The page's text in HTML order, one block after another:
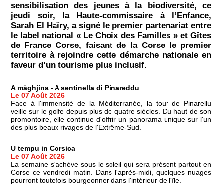
sensibilisation des jeunes à la biodiversité, ce
jeudi soir, la Haute-commissaire à l’Enfance,
Sarah El Haïry, a signé le premier partenariat entre
le label national « Le Choix des Familles » et Gîtes
de France Corse, faisant de la Corse le premier
territoire à rejoindre cette démarche nationale en
faveur d’un tourisme plus inclusif.
A màghjina - A sentinella di Pinareddu
Le 07 Août 2026
Face à l'immensité de la Méditerranée, la tour de Pinarellu
veille sur le golfe depuis plus de quatre siècles. Du haut de son
promontoire, elle continue d'offrir un panorama unique sur l'un
des plus beaux rivages de l'Extrême-Sud.
U tempu in Corsica
Le 07 Août 2026
La semaine s'achève sous le soleil qui sera présent partout en
Corse ce vendredi matin. Dans l'après-midi, quelques nuages
pourront toutefois bourgeonner dans l'intérieur de l'île.